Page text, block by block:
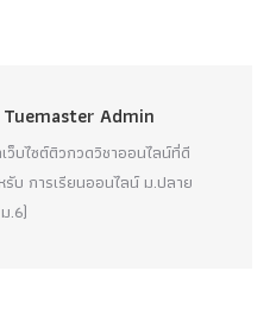
Tuemaster Admin
ว็บไซต์ติวกวดวิชาออนไลน์ที่ดี
บ การเรียนออนไลน์ ม.ปลาย
.6)